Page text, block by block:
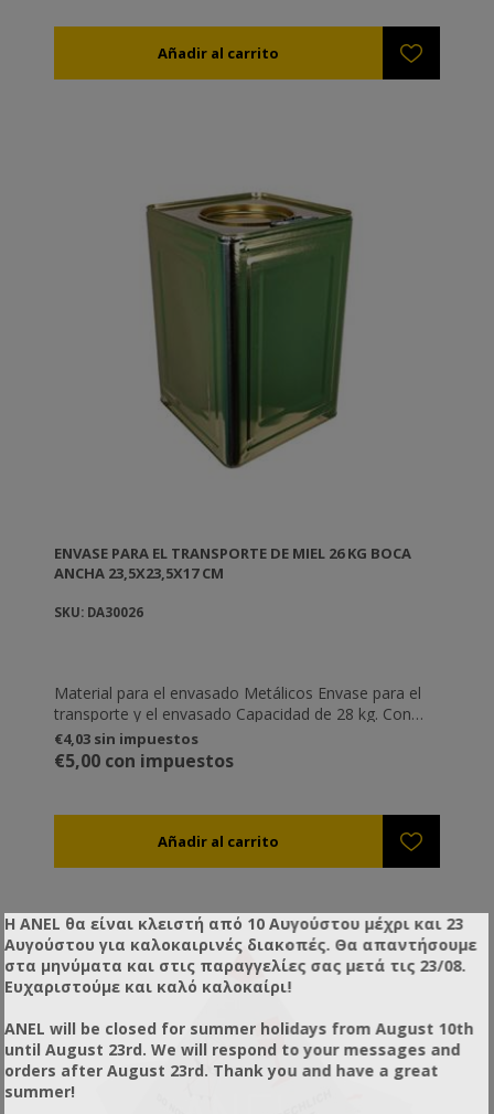
ENVASE PARA EL TRANSPORTE DE MIEL 26 KG BOCA
ANCHA 23,5X23,5X17 CM
SKU: DA30026
Material para el envasado Metálicos Envase para el
transporte y el envasado Capacidad de 28 kg. Con
grifo y tapa de seguridad para el cierre
€4,03 sin impuestos
€5,00 con impuestos
Η ANEL θα είναι κλειστή από 10 Αυγούστου μέχρι και 23
Αυγούστου για καλοκαιρινές διακοπές. Θα απαντήσουμε
στα μηνύματα και στις παραγγελίες σας μετά τις 23/08.
Ευχαριστούμε και καλό καλοκαίρι!
ANEL will be closed for summer holidays from August 10th
until August 23rd. We will respond to your messages and
orders after August 23rd. Thank you and have a great
summer!